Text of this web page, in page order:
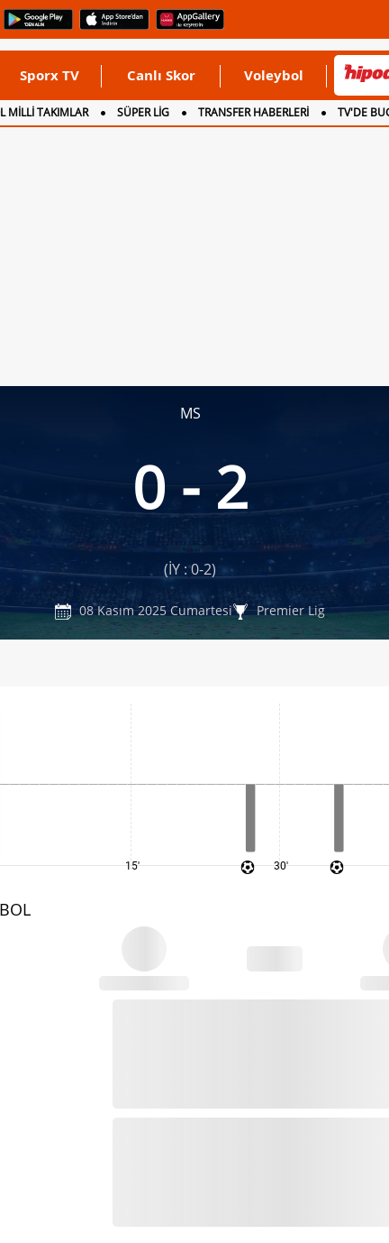
Sporx TV Canlı Skor Voleybol
MİLLİ TAKIMLAR SÜPER LİG TRANSFER HABERLERİ TV'DE
MS
0 - 2
(İY : 0-2)
08 Kasım 2025 Cumartesi Premier Lig
15' 30'